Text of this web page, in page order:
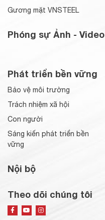
Gương mặt VNSTEEL
Phóng sự Ảnh - Video
Phát triển bền vững
Bảo vệ môi trường
Trách nhiệm xã hội
Con người
Sáng kiến phát triển bền
vững
Nội bộ
Theo dõi chúng tôi